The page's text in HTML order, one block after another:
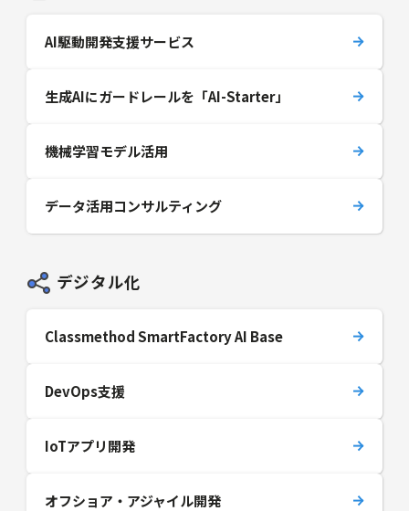
AI駆動開発支援サービス
生成AIにガードレールを「AI-Starter」
機械学習モデル活用
データ活用コンサルティング
デジタル化
Classmethod SmartFactory AI Base
DevOps支援
IoTアプリ開発
オフショア・アジャイル開発